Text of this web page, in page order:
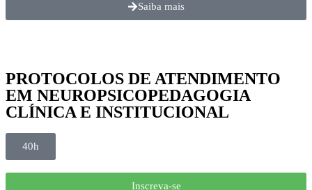
Saiba mais
PROTOCOLOS DE ATENDIMENTO
EM NEUROPSICOPEDAGOGIA
CLÍNICA E INSTITUCIONAL
40h
Inscreva-se